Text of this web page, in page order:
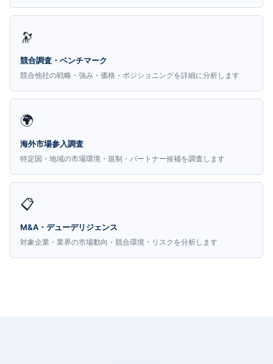
🔭
競合調査・ベンチマーク
競合他社の戦略・強み・価格・ポジショニングを詳細に分析します
🌍
海外市場参入調査
特定国・地域の市場環境・規制・パートナー候補を調査します
📋
M&A・デューデリジェンス
対象企業・業界の市場動向・競合環境・リスクを分析します